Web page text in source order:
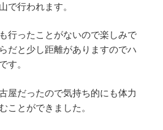
で行われます。
行ったことがないので楽しみで
だと少し距離がありますのでハ
す。
屋だったので気持ち的にも体力
ことができました。